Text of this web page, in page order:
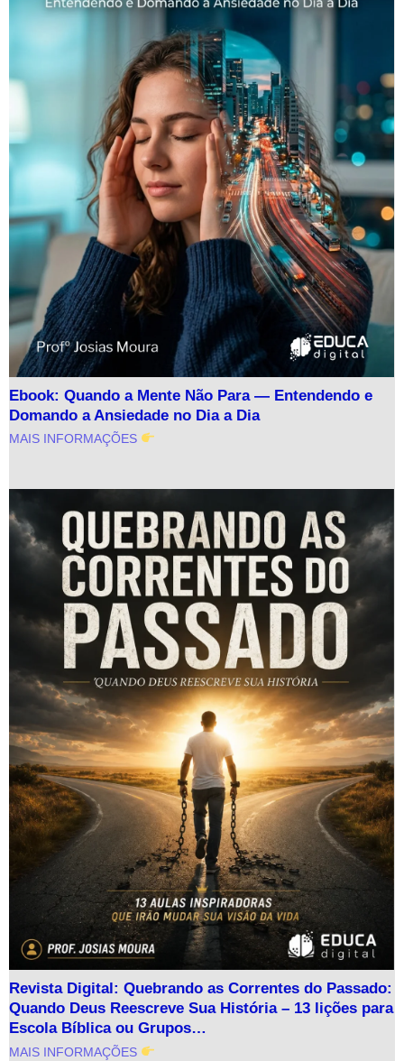
Ebook: Quando a Mente Não Para — Entendendo e
Domando a Ansiedade no Dia a Dia
MAIS INFORMAÇÕES
Revista Digital: Quebrando as Correntes do Passado:
Quando Deus Reescreve Sua História – 13 lições para
Escola Bíblica ou Grupos…
MAIS INFORMAÇÕES